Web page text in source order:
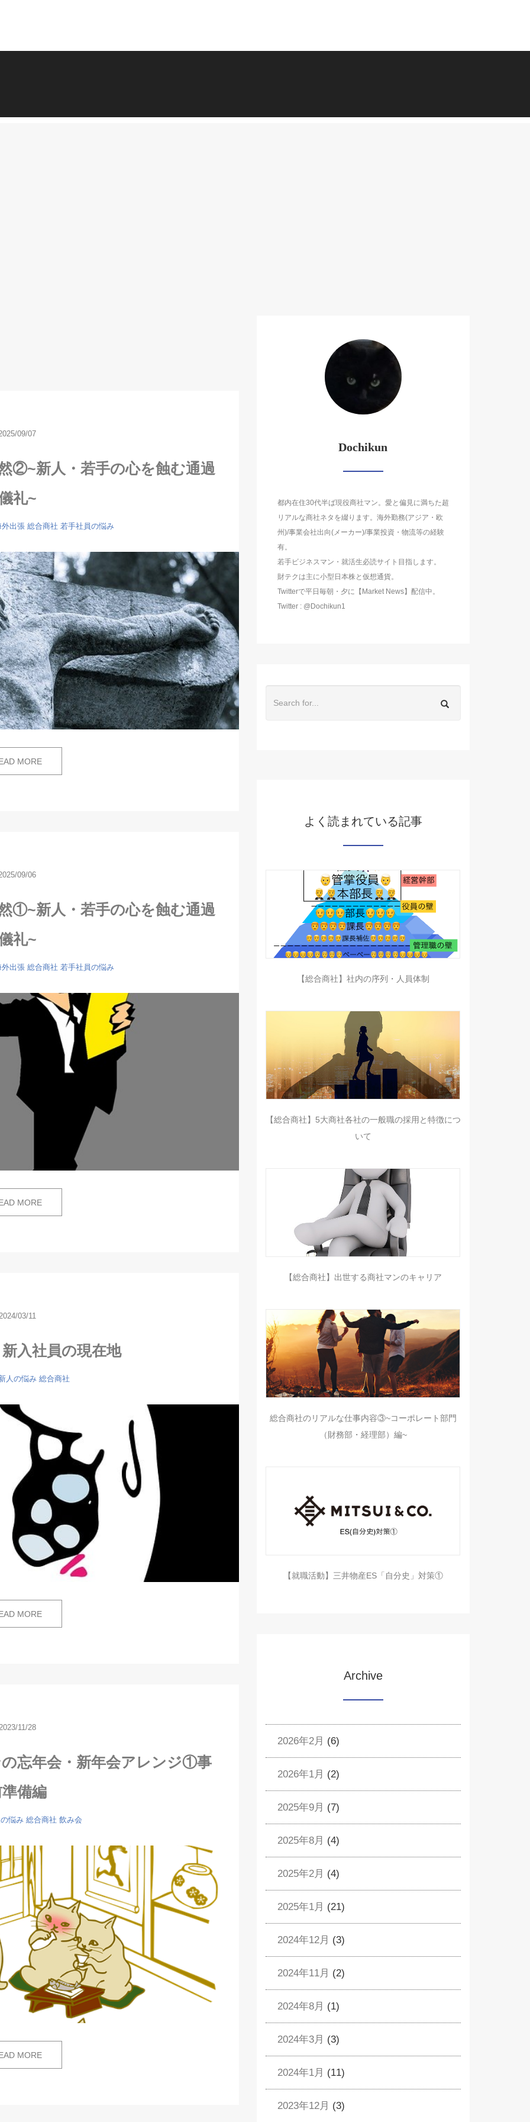
09/07
②~新人・若手の心を蝕む通過
礼~
外出張 総合商社 若手社員の悩み
MORE
09/06
①~新人・若手の心を蝕む通過
礼~
外出張 総合商社 若手社員の悩み
MORE
03/11
入社員の現在地
人の悩み 総合商社
MORE
11/28
忘年会・新年会アレンジ①事
備編
悩み 総合商社 飲み会
MORE
Dochikun
都内在住30代半ば現役商社マン。愛と偏見に満ちた超
リアルな商社ネタを綴ります。海外勤務(アジア・欧
州)/事業会社出向(メーカー)/事業投資・物流等の経験
有。
若手ビジネスマン・就活生必読サイト目指します。
財テクは主に小型日本株と仮想通貨。
Twitterで平日毎朝・夕に【Market News】配信中。
Twitter : @Dochikun1
よく読まれている記事
【総合商社】社内の序列・人員体制
【総合商社】5大商社各社の一般職の採用と特徴につ
いて
【総合商社】出世する商社マンのキャリア
総合商社のリアルな仕事内容③~コーポレート部門
（財務部・経理部）編~
【就職活動】三井物産ES「自分史」対策①
Archive
2026年2月 (6)
2026年1月 (2)
2025年9月 (7)
2025年8月 (4)
2025年2月 (4)
2025年1月 (21)
2024年12月 (3)
2024年11月 (2)
2024年8月 (1)
2024年3月 (3)
2024年1月 (11)
2023年12月 (3)